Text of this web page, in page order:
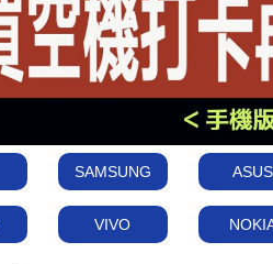
SAMSUNG ASUS
VIVO